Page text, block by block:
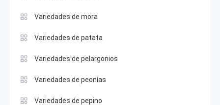
Variedades de mora
Variedades de patata
Variedades de pelargonios
Variedades de peonías
Variedades de pepino